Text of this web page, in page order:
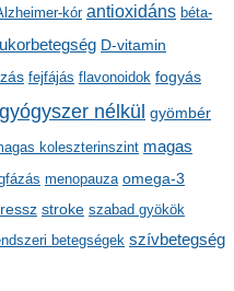
kór antioxidáns béta-
D-vitamin
fejfájás flavonoidok fogyás
gyógyszer nélkül gyömbér
koleszterinszint magas
menopauza omega-3
stroke szabad gyökök
betegségek szívbetegség